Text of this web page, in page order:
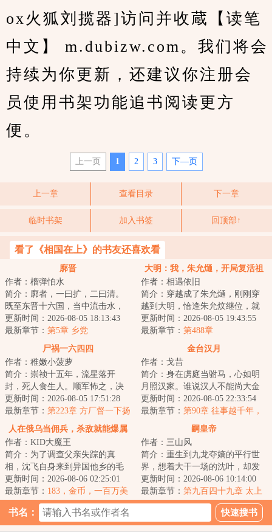
ox火狐刘揽器]访问并收蔵【读笔
中文】 m.dubizw.com。我们将会
持续为你更新，还建议你注册会
员使用书架功能追书阅读更方
便。
上一页 1 2 3 下—页
上一章 查看目录 下一章
临时书架 加入书签 回顶部↑
看了《相国在上》的书友还喜欢看
廓晋
作者：榴弹怕水
简介：廓者，一曰扩，二曰清。
既至东晋十六国，当中流击水，
矢志北伐，先驱中原五胡，再扫
朝堂士族门阀。...
更新时间：2026-08-05 18:13:43
最新章节： 第5章 乡党
大明：我，朱允熥，开局复活祖
作者：相遇依旧
简介：穿越成了朱允熥，刚刚穿
越到大明，恰逢朱允炆继位，就
要拿自己开刀，三日后问斩；本
想做一个逍遥王...
更新时间：2026-08-05 19:43:55
最新章节： 第488章
尸祸一六四四
作者：稚嫩小菠萝
简介：崇祯十五年，流星落开
封，死人食生人。顺军怖之，决
马家口灌开封，而祸水横流。两
年后，岁的初二学...
更新时间：2026-08-05 17:51:28
最新章节： 第223章 方厂督一下扬
州
金台汉月
作者：戈昔
简介：身在虏庭当驸马，心如明
月照汉家。谁说汉人不能尚大金
公主？李朔重生金朝，先冒外戚
之位，后谋驸马...
更新时间：2026-08-05 22:33:54
最新章节： 第90章 往事越千年，
人在俄乌当佣兵，杀敌就能爆属
性
作者：KID大魔王
简介：为了调查父亲失踪的真
相，沈飞自身来到异国他乡的毛
熊。好消息：父亲还活着。坏消
息：活在世界各地...
更新时间：2026-08-06 02:25:01
最新章节： 183，金币，一百万美
元怎么够花呢，我再给你个更赚
钱的任务！
嗣皇帝
作者：三山风
简介：重生到九龙夺嫡的平行世
界，想着大干一场的沈叶，却发
现自己竟然成了被群起而攻之的
太子。知道太子...
更新时间：2026-08-06 10:14:00
最新章节： 第九百四十九章 太上
皇有复辟之心
书名：